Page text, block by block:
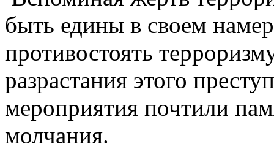
быть едины в своем
противостоять
разрастания этого
мероприятия почтили
молчания.